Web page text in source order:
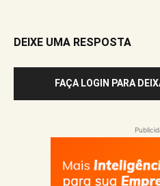
DEIXE UMA RESPOSTA
FAÇA LOGIN PARA